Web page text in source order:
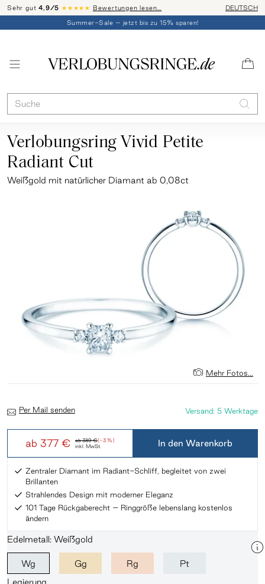
Sehr gut4,9/5 ★★★★★ Bewertungen lesen… Telefon-
DEUTSCH
Summer-Sale – jetzt bis zu 15% sparen!
Verlobungsring Vivid Petite
Radiant Cut
Weißgold mit natürlicher Diamant ab 0,08ct
Mehr Fotos...
ab389 €(-3 %)
ab 377 € inkl. MwSt.
Versand: 5 Werktage
Per Mail senden
In den Warenkorb
Zentraler Diamant im Radiant-Schliff, begleitet von zwei
Brillanten​
Strahlendes Design mit moderner Eleganz​
101 Tage Rückgaberecht – Ringgröße lebenslang kostenlos
ändern
Edelmetall: Weißgold
Wg Gg Rg
Pt
Legierung